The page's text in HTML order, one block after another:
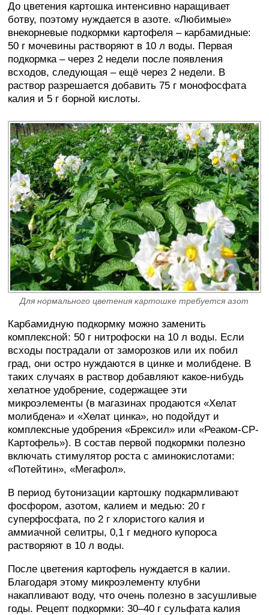
До цветения картошка интенсивно наращивает
ботву, поэтому нуждается в азоте. «Любимые»
внекорневые подкормки картофеля – карбамидные:
50 г мочевины растворяют в 10 л воды. Первая
подкормка – через 2 недели после появления
всходов, следующая – ещё через 2 недели. В
раствор разрешается добавить 75 г монофосфата
калия и 5 г борной кислоты.
Для нормального цветения картошке требуется азот
Карбамидную подкормку можно заменить
комплексной: 50 г нитрофоски на 10 л воды. Если
всходы пострадали от заморозков или их побил
град, они остро нуждаются в цинке и молибдене. В
таких случаях в раствор добавляют какое-нибудь
хелатное удобрение, содержащее эти
микроэлементы (в магазинах продаются «Хелат
молибдена» и «Хелат цинка», но подойдут и
комплексные удобрения «Брексил» или «Реаком-СР-
Картофель»). В состав первой подкормки полезно
включать стимулятор роста с аминокислотами:
«Потейтин», «Мегафол».
В период бутонизации картошку подкармливают
фосфором, азотом, калием и медью: 20 г
суперфосфата, по 2 г хлористого калия и
аммиачной селитры, 0,1 г медного купороса
растворяют в 10 л воды.
После цветения картофель нуждается в калии.
Благодаря этому микроэлементу клубни
накапливают воду, что очень полезно в засушливые
годы. Рецепт подкормки: 30–40 г сульфата калия